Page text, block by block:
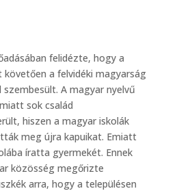
felidézte, hogy a
a felvidéki magyarság
A magyar nyelvű
sok család
hiszen a magyar iskolák
meg újra kapuikat. Emiatt
íratta gyermekét. Ennek
közösség megőrizte
arra, hogy a településen